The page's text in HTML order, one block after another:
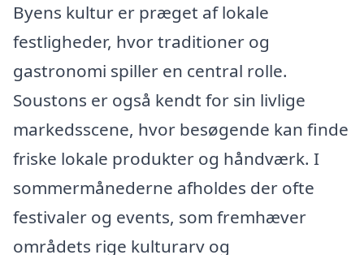
Byens kultur er præget af lokale
festligheder, hvor traditioner og
gastronomi spiller en central rolle.
Soustons er også kendt for sin livlige
markedsscene, hvor besøgende kan finde
friske lokale produkter og håndværk. I
sommermånederne afholdes der ofte
festivaler og events, som fremhæver
områdets rige kulturarv og